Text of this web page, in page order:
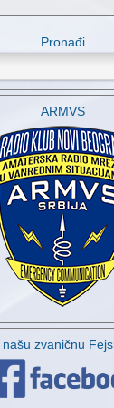
Pronađi
ARMVS
zvaničnu